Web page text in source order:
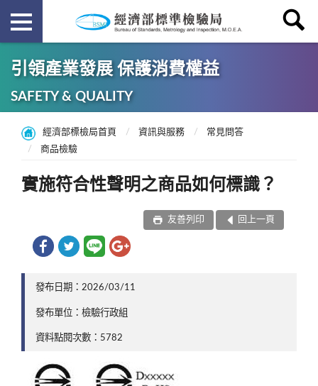
引領產業發展 保護消費權益
SAFETY & QUALITY
經濟部標檢局首頁 資訊與服務
常見問答
商品檢驗
實施符合性聲明之商品如何標識？
回上一頁
友善列印
發布日期：2026/03/11
發布單位：檢驗行政組
資料點閱次數：5782